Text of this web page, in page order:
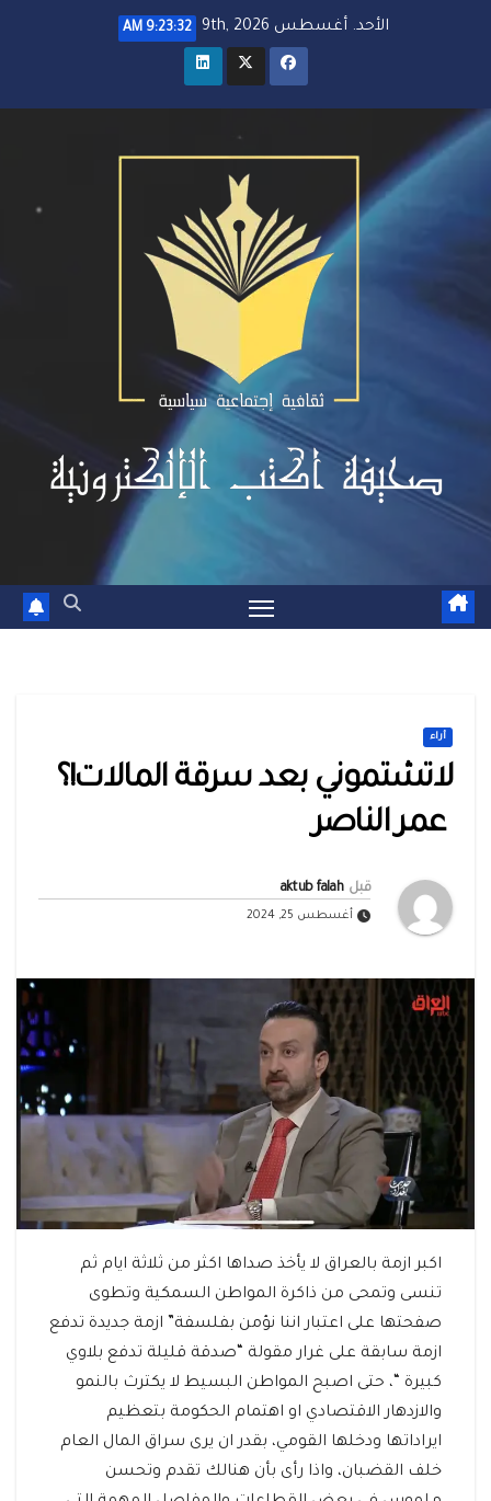
الأحد. أغسطس 9th, 2026 9:23:33 AM
أراء
لاتشتموني بعد سرقة المالات!؟
عمر الناصر
قبل aktub falah
أغسطس 25, 2024
اكبر ازمة بالعراق لا يأخذ صداها اكثر من ثلاثة ايام ثم
تنسى وتمحى من ذاكرة المواطن السمكية وتطوى
صفحتها على اعتبار اننا نؤمن بفلسفة” ازمة جديدة تدفع
ازمة سابقة على غرار مقولة “صدقة قليلة تدفع بلاوي
كبيرة “، حتى اصبح المواطن البسيط لا يكترث بالنمو
والازدهار الاقتصادي او اهتمام الحكومة بتعظيم
ايراداتها ودخلها القومي، بقدر ان يرى سراق المال العام
خلف القضبان، واذا رأى بأن هنالك تقدم وتحسن